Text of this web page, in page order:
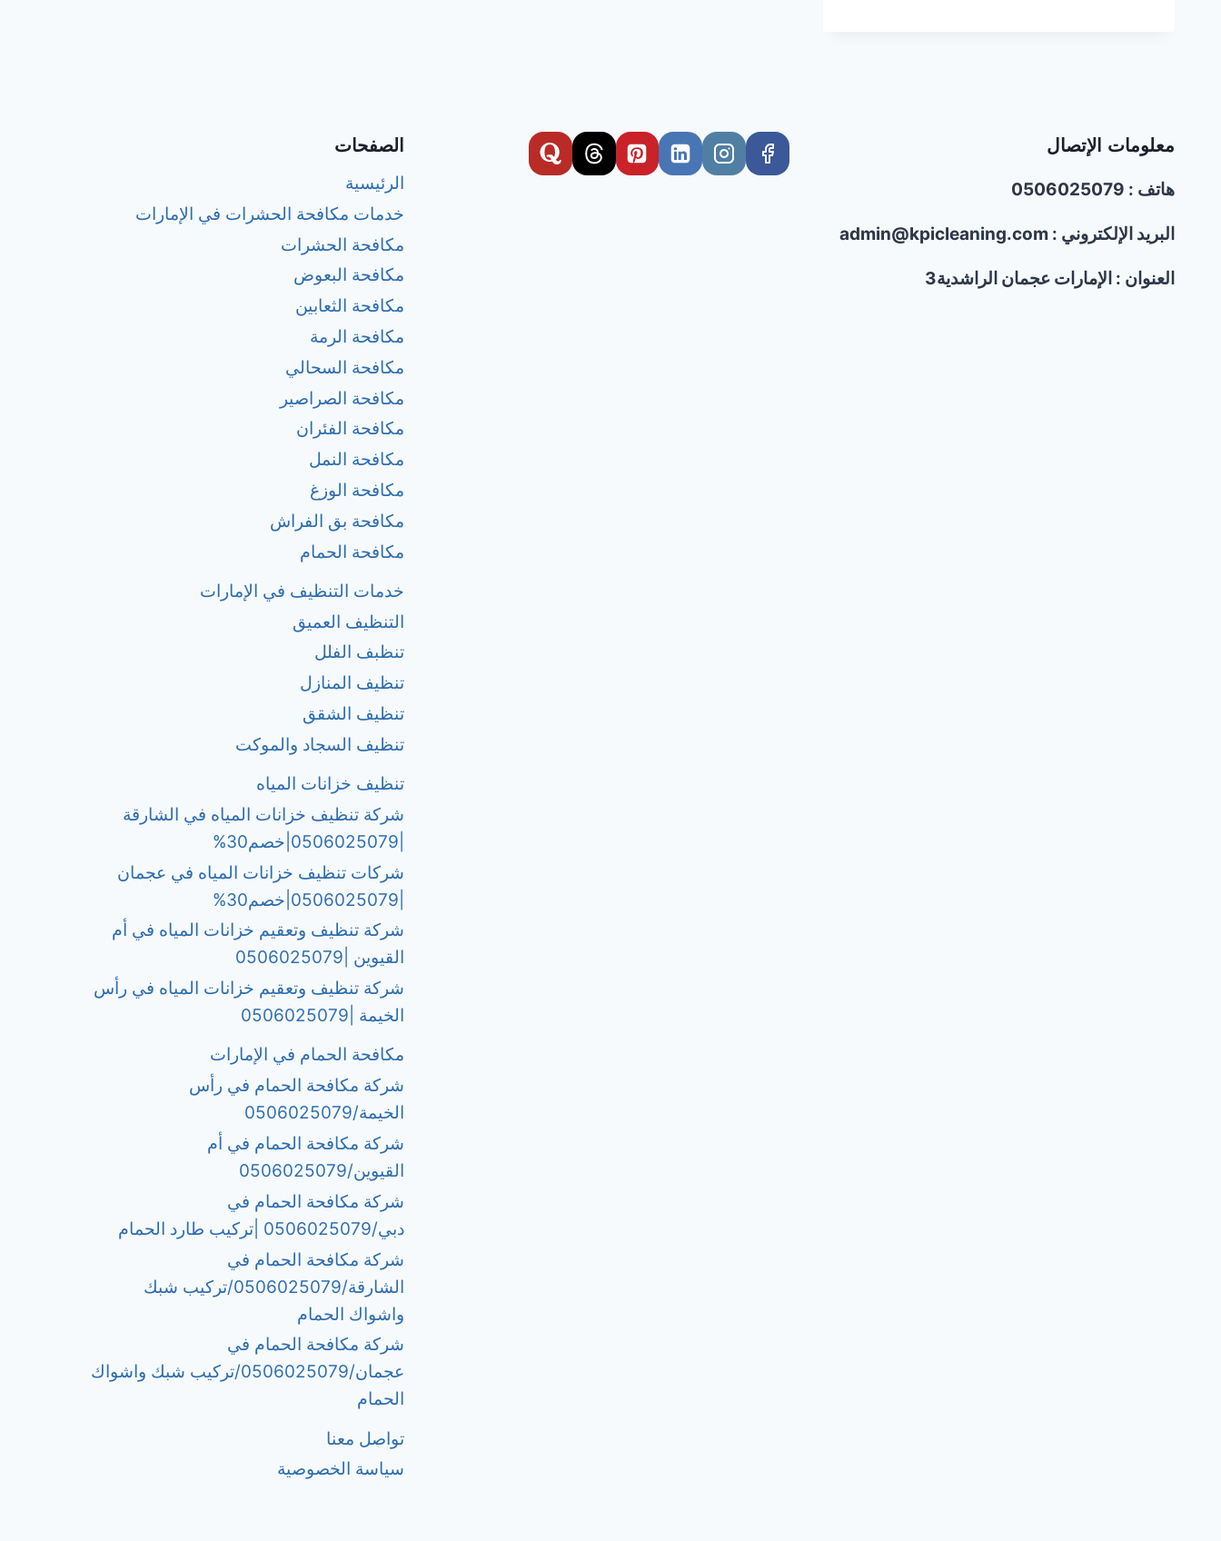
المياه
معلومات الإتصال
هاتف : 0506025079
البريد الإلكتروني : admin@kpicleaning.com
العنوان : الإمارات عجمان الراشدية3
الصفحات
الرئيسية
خدمات مكافحة الحشرات في الإمارات
مكافحة الحشرات
مكافحة البعوض
مكافحة الثعابين
مكافحة الرمة
مكافحة السحالي
مكافحة الصراصير
مكافحة الفئران
مكافحة النمل
مكافحة الوزغ
مكافحة بق الفراش
مكافحة الحمام
خدمات التنظيف في الإمارات
التنظيف العميق
تنظبف الفلل
تنظيف المنازل
تنظيف الشقق
تنظيف السجاد والموكت
تنظيف خزانات المياه
شركة تنظيف خزانات المياه في الشارقة
شركات تنظيف خزانات المياه في عجمان
شركة تنظيف وتعقيم خزانات المياه في أم
القيوين |0506025079
شركة تنظيف وتعقيم خزانات المياه في رأس
الخيمة |0506025079
مكافحة الحمام في الإمارات
شركة مكافحة الحمام في رأس
الخيمة/0506025079
شركة مكافحة الحمام في أم
القيوين/0506025079
شركة مكافحة الحمام في
دبي/0506025079 |تركيب طارد الحمام
شركة مكافحة الحمام في
الشارقة/0506025079/تركيب شبك
واشواك الحمام
شركة مكافحة الحمام في
عجمان/0506025079/تركيب شبك واشواك
الحمام
تواصل معنا
سياسة الخصوصية